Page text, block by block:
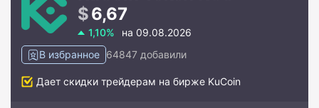
6,67
1,10%
на 09.08.2026
В избранное 64847 добавили
Дает скидки трейдерам на бирже KuCoin